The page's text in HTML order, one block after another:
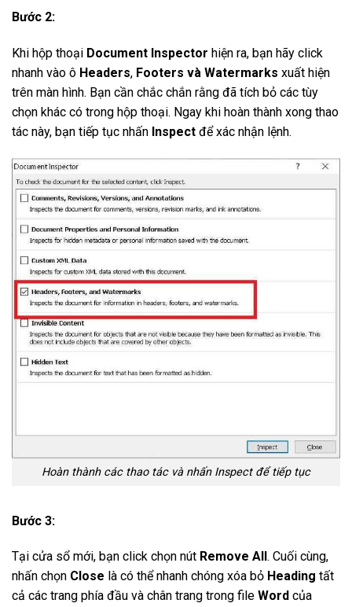
Bước 2:
Khi hộp thoại Document Inspector hiện ra, bạn hãy click
nhanh vào ô Headers, Footers và Watermarks xuất hiện
trên màn hình. Bạn cần chắc chắn rằng đã tích bỏ các tùy
chọn khác có trong hộp thoại. Ngay khi hoàn thành xong thao
tác này, bạn tiếp tục nhấn Inspect để xác nhận lệnh.
Hoàn thành các thao tác và nhấn Inspect để tiếp tục
Bước 3:
Tại cửa sổ mới, bạn click chọn nút Remove All . Cuối cùng,
nhấn chọn Close là có thể nhanh chóng xóa bỏ Heading tất
cả các trang phía đầu và chân trang trong file Word của